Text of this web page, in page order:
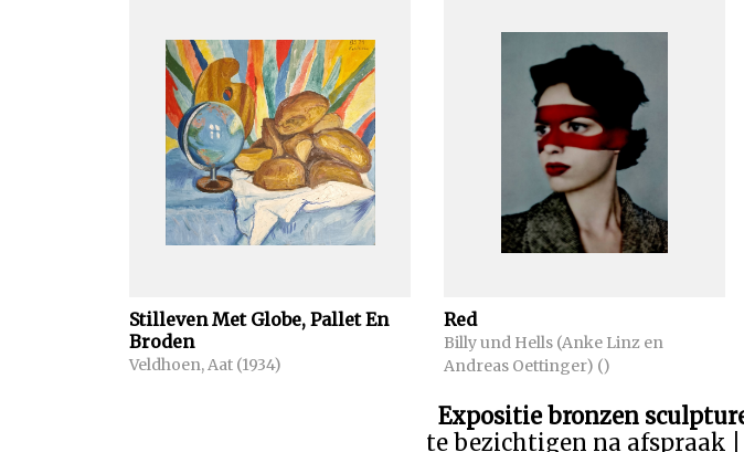
Stilleven Met Globe, Pallet En
Broden
Veldhoen, Aat (1934)
Red
Billy und Hells (Anke Linz en
Andreas Oettinger) ()
Expositie bronzen
te bezichtigen na afspraak